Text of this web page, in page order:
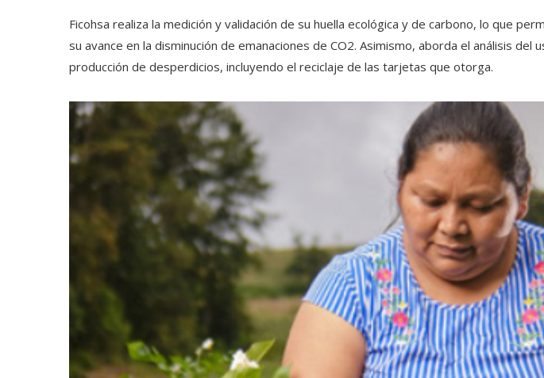
Ficohsa realiza la medición y validación de su huella ecológica y de carbono, lo que
su avance en la disminución de emanaciones de CO2. Asimismo, aborda el análisis del
producción de desperdicios, incluyendo el reciclaje de las tarjetas que otorga.